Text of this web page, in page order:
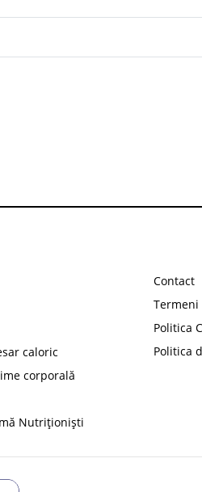
caloric
corporală
Nutriționiști
Contact
Politica
Politica